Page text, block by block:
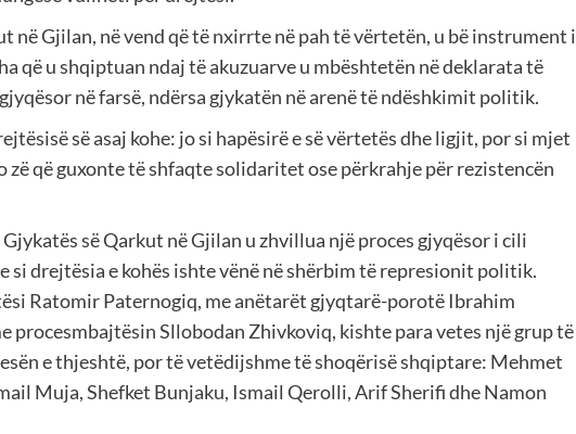
në Gjilan, në vend që të nxirrte në pah të vërtetën, u bë instrument i
që u shqiptuan ndaj të akuzuarve u mbështetën në deklarata të
në farsë, ndërsa gjykatën në arenë të ndëshkimit politik.
së asaj kohe: jo si hapësirë e së vërtetës dhe ligjit, por si mjet
që guxonte të shfaqte solidaritet ose përkrahje për rezistencën
së Qarkut në Gjilan u zhvillua një proces gjyqësor i cili
si drejtësia e kohës ishte vënë në shërbim të represionit politik.
Ratomir Paternogiq, me anëtarët gjyqtarë-porotë Ibrahim
procesmbajtësin Sllobodan Zhivkoviq, kishte para vetes një grup të
e thjeshtë, por të vetëdijshme të shoqërisë shqiptare: Mehmet
Muja, Shefket Bunjaku, Ismail Qerolli, Arif Sherifi dhe Namon